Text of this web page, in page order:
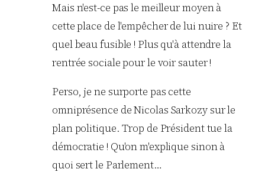
Mais n'est-ce pas le meilleur moyen à
cette place de l'empêcher de lui nuire ? Et
quel beau fusible ! Plus qu'à attendre la
rentrée sociale pour le voir sauter !
Perso, je ne surporte pas cette
omniprésence de Nicolas Sarkozy sur le
plan politique. Trop de Président tue la
démocratie ! Qu'on m'explique sinon à
quoi sert le Parlement…